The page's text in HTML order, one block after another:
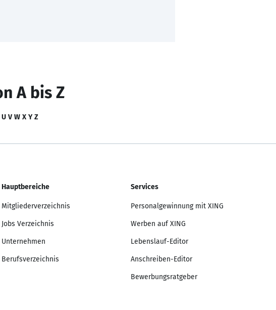
A bis Z
U V W X Y Z
Hauptbereiche
Mitgliederverzeichnis
Jobs Verzeichnis
Unternehmen
Berufsverzeichnis
Services
Personalgewinnung mit XING
Werben auf XING
Lebenslauf-Editor
Anschreiben-Editor
Bewerbungsratgeber